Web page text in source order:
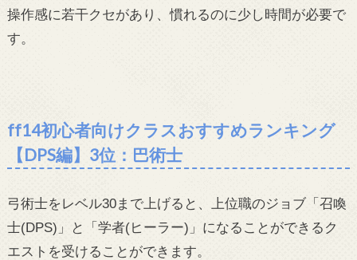
操作感に若干クセがあり、慣れるのに少し時間が必要で
す。
ff14初心者向けクラスおすすめランキング
【DPS編】3位：巴術士
弓術士をレベル30まで上げると、上位職のジョブ「召喚
士(DPS)」と「学者(ヒーラー)」になることができるク
エストを受けることができます。